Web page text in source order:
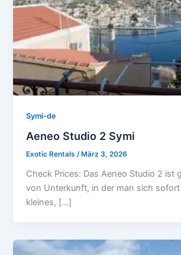
Symi-de
Aeneo Studio 2 Symi
Exotic Rentals/ März 3, 2026
Check Prices: Das Aeneo Studio 2 ist
von Unterkunft, in der man sich
kleines, […]